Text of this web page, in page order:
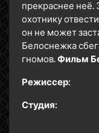
прекраснее неё.
охотнику
он не может
Белоснежка
гномов.Фильм
Режиссер:
Студия: